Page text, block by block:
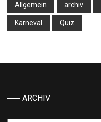
Allgemein archiv
Karneval Quiz
ARCHIV